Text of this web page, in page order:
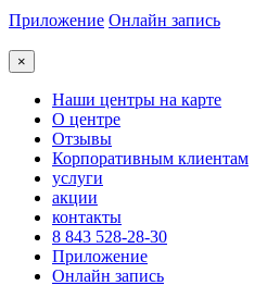
Приложение Онлайн запись
×
Наши центры на карте
О центре
Отзывы
Корпоративным клиентам
услуги
акции
контакты
8 843 528-28-30
Приложение
Онлайн запись